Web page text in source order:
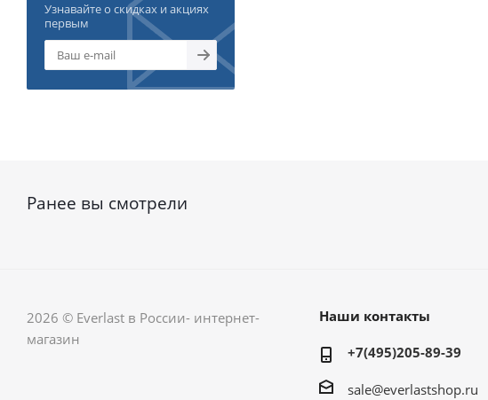
Узнавайте о скидках и акциях
первым
Ранее вы смотрели
2026 © Everlast в России- интернет-
магазин
Наши контакты
+7(495)205-89-39
sale@everlastshop.ru